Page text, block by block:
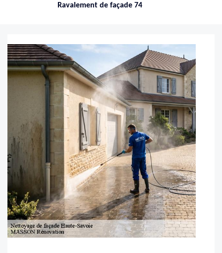
Nettoyage de toiture 74